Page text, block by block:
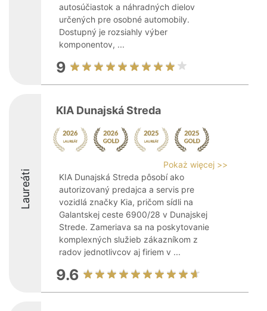
autosúčiastok a náhradných dielov
určených pre osobné automobily.
Dostupný je rozsiahly výber
komponentov, ...
9
Laureáti
KIA Dunajská Streda
Pokaż więcej >>
KIA Dunajská Streda pôsobí ako
autorizovaný predajca a servis pre
vozidlá značky Kia, pričom sídli na
Galantskej ceste 6900/28 v Dunajskej
Strede. Zameriava sa na poskytovanie
komplexných služieb zákazníkom z
radov jednotlivcov aj firiem v ...
9.6